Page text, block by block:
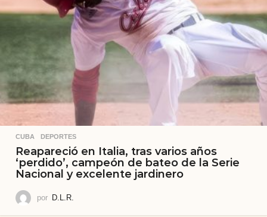
CUBA ,DEPORTES
Reapareció en Italia, tras varios años
‘perdido’, campeón de bateo de la Serie
Nacional y excelente jardinero
por D.L.R.